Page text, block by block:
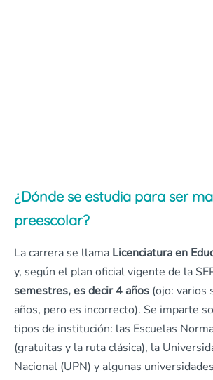
¿Dónde se estudia para ser
preescolar?
La carrera se llama Licenciatura en
y, según el plan oficial vigente de la
semestres, es decir 4 años (ojo: varios
años, pero es incorrecto). Se imparte
tipos de institución: las Escuelas
(gratuitas y la ruta clásica), la
Nacional (UPN) y algunas